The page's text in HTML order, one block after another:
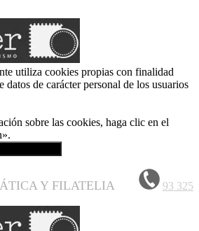
utiliza cookies propias con finalidad
datos de carácter personal de los usuarios
sobre las cookies, haga clic en el
Y FILATELIA
93 325